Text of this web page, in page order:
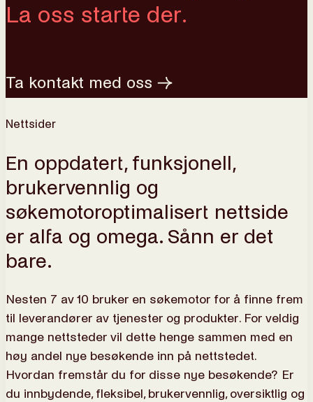
La oss starte der.
Ta kontakt med oss →
Nettsider
En oppdatert, funksjonell,
brukervennlig og
søkemotoroptimalisert nettside
er alfa og omega. Sånn er det
bare.
Nesten 7 av 10 bruker en søkemotor for å finne frem
til leverandører av tjenester og produkter. For veldig
mange nettsteder vil dette henge sammen med en
høy andel nye besøkende inn på nettstedet.
Hvordan fremstår du for disse nye besøkende? Er
du innbydende, fleksibel, brukervennlig, oversiktlig og